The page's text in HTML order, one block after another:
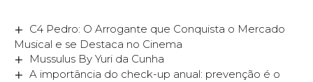
C4 Pedro: O Arrogante que Conquista o Mercado
Musical e se Destaca no Cinema
Mussulus By Yuri da Cunha
A importância do check-up anual: prevenção é o